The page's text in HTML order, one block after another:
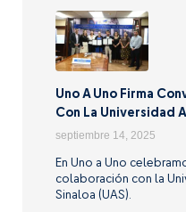
Uno A Uno Firma
Con La Universidad
septiembre 14, 2025
En Uno a Uno
colaboración con la
Sinaloa (UAS).